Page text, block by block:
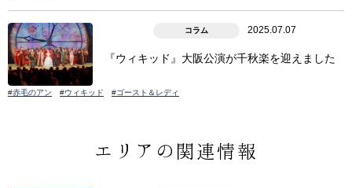
コラム 2025.07.07
『ウィキッド』大阪公演が千秋楽を迎えました
#赤毛のアン #ウィキッド #ゴースト＆レディ
エリアの関連情報